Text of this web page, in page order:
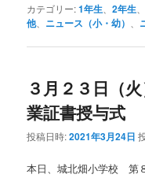
カテゴリー:1年生 、2年生
他、 ニュース（小・幼）
３月２３日
業証書授与式
投稿日時:2021年3月24日
本日、城北畑小学校 第